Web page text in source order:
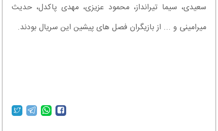
سعیدی، سیما تیرانداز، محمود عزیزی، مهدی پاکدل، حدیث
میرامینی و ... از بازیگران فصل های پیشین این سریال بودند.